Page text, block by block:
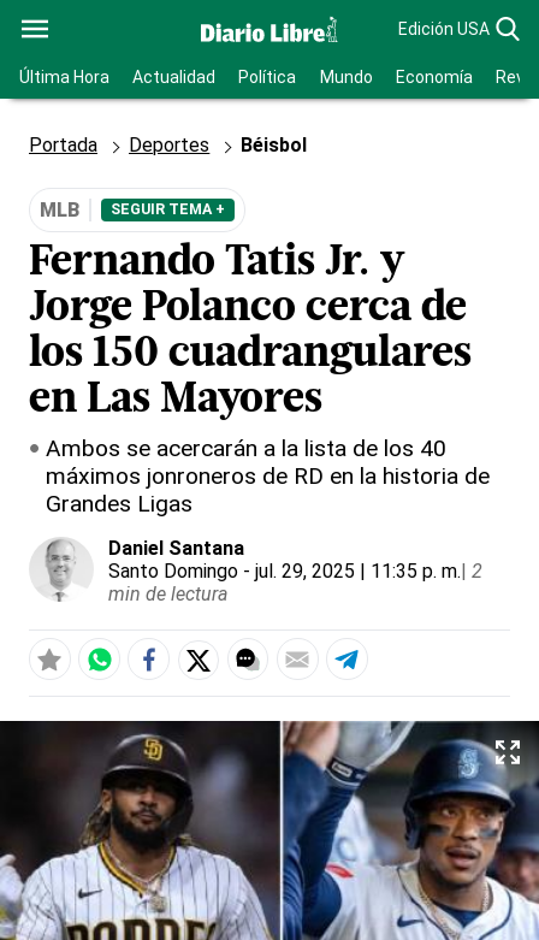
Edición USA
Última Hora Actualidad Política Mundo Economía
Portada Deportes Béisbol
MLB SEGUIR TEMA +
Fernando Tatis Jr. y
Jorge Polanco cerca de
los 150 cuadrangulares
en Las Mayores
Ambos se acercarán a la lista de los 40
máximos jonroneros de RD en la historia de
Grandes Ligas
Daniel Santana
Santo Domingo - jul. 29, 2025 | 11:35 p. m.| 2
min de lectura